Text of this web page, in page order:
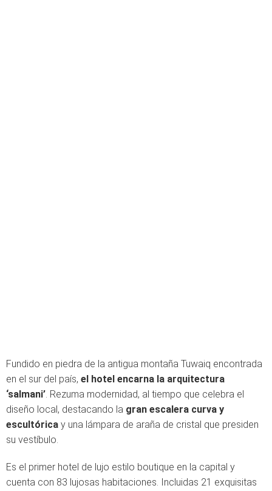
Fundido en piedra de la antigua montaña Tuwaiq encontrada
en el sur del país, el hotel encarna la arquitectura
‘salmani’. Rezuma modernidad, al tiempo que celebra el
diseño local, destacando la gran escalera curva y
escultórica y una lámpara de araña de cristal que presiden
su vestíbulo.
Es el primer hotel de lujo estilo boutique en la capital y
cuenta con 83 lujosas habitaciones. Incluidas 21 exquisitas